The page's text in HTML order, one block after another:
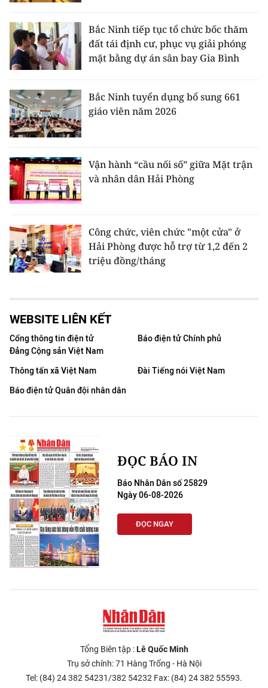
Bắc Ninh tiếp tục tổ chức bốc thăm
đất tái định cư, phục vụ giải phóng
mặt bằng dự án sân bay Gia Bình
Bắc Ninh tuyển dụng bổ sung 661
giáo viên năm 2026
Vận hành “cầu nối số” giữa Mặt trận
và nhân dân Hải Phòng
Công chức, viên chức "một cửa" ở
Hải Phòng được hỗ trợ từ 1,2 đến 2
triệu đồng/tháng
WEBSITE LIÊN KẾT
Cổng thông tin điện tử
Đảng Cộng sản Việt Nam
Báo điện tử Chính phủ
Thông tấn xã Việt Nam
Đài Tiếng nói Việt Nam
Báo điện tử Quân đội nhân dân
ĐỌC BÁO IN
Báo Nhân Dân số 25829
Ngày 06-08-2026
ĐỌC NGAY
Tổng Biên tập :Lê Quốc Minh
Trụ sở chính: 71 Hàng Trống - Hà Nội
Tel: (84) 24 382 54231/382 54232 Fax: (84) 24 382 55593.